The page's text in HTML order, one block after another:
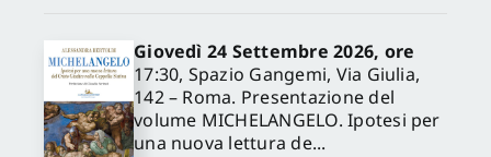
Giovedì 24 Settembre 2026, ore
17:30, Spazio Gangemi, Via Giulia,
142 – Roma. Presentazione del
volume MICHELANGELO. Ipotesi per
una nuova lettura de...